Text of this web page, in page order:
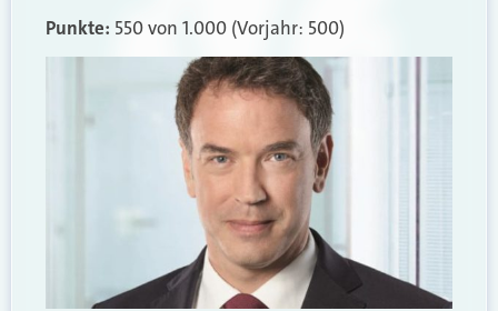
Punkte: 550 von 1.000 (Vorjahr: 500)